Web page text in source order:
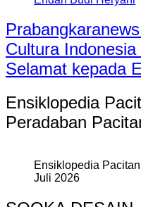
Cultura
Selamat kepada
Ensiklopedia
Peradaban
Ensiklopedia
Juli 2026